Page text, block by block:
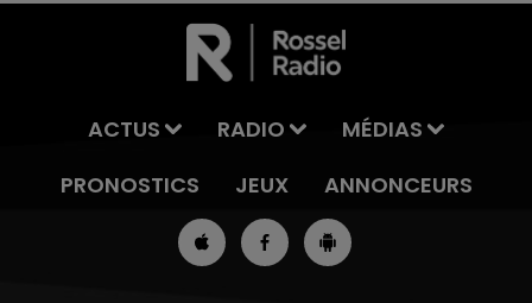
ACTUS RADIO
MÉDIAS
PRONOSTICS
JEUX ANNONCEURS